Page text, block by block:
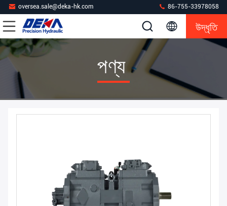
oversea.sale@deka-hk.com 86-755-33978058
উদ্ধৃতি
পণ্য